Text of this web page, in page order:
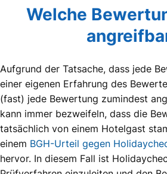
Welche
Aufgrund der Tatsache, dass jede
einer eigenen Erfahrung des
(fast) jede Bewertung zumindest
kann immer bezweifeln, dass die
tatsächlich von einem Hotelgast
einem BGH-Urteil gegen
hervor. In diesem Fall ist